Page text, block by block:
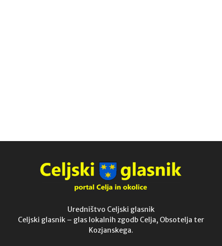
Uredništvo Celjski glasnik
Celjski glasnik – glas lokalnih zgodb Celja, Obsotelja ter
Kozjanskega.